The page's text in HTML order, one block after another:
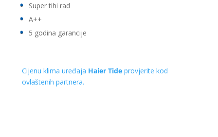
Super tihi rad
A++
5 godina garancije
Cijenu klima uređaja Haier Tideprovjerite kod
ovlaštenih partnera.